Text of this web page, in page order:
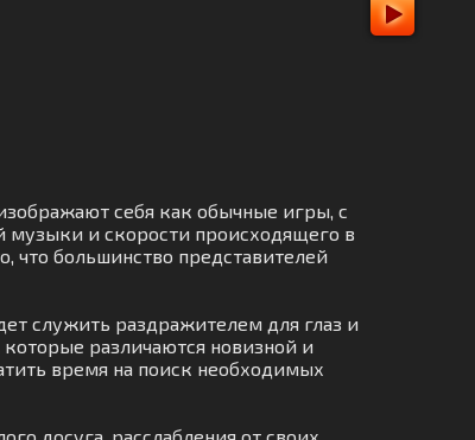
себя как обычные игры, с
музыки и скорости происходящего в
что большинство представителей
служить раздражителем для глаз и
различаются новизной и
время на поиск необходимых